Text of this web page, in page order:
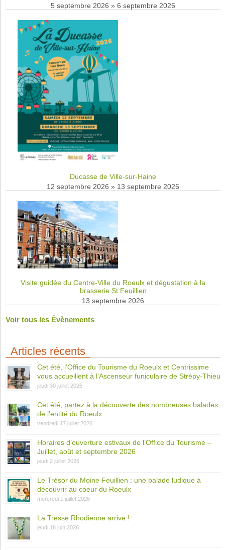
5 septembre 2026 » 6 septembre 2026
Ducasse de Ville-sur-Haine
12 septembre 2026 » 13 septembre 2026
Visite guidée du Centre-Ville du Roeulx et dégustation à la
brasserie St Feuillien
13 septembre 2026
Voir tous les Évènements
Articles récents
Cet été, l’Office du Tourisme du Roeulx et Centrissime
vous accueillent à l’Ascenseur funiculaire de Strépy-Thieu
jeudi 30 juillet 2026
Cet été, partez à la découverte des nombreuses balades
de l’entité du Roeulx
vendredi 17 juillet 2026
Horaires d’ouverture estivaux de l’Office du Tourisme –
Juillet, août et septembre 2026
jeudi 2 juillet 2026
Le Trésor du Moine Feuillien : une balade ludique à
découvrir au coeur du Roeulx
mercredi 1 juillet 2026
La Tresse Rhodienne arrive !
jeudi 18 juin 2026